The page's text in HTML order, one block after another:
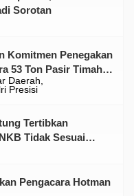
Sorotan
Daerah
Presisi
Komitmen Penegakan
53 Ton Pasir Timah
Tertibkan
Tidak Sesuai
Pengacara Hotman